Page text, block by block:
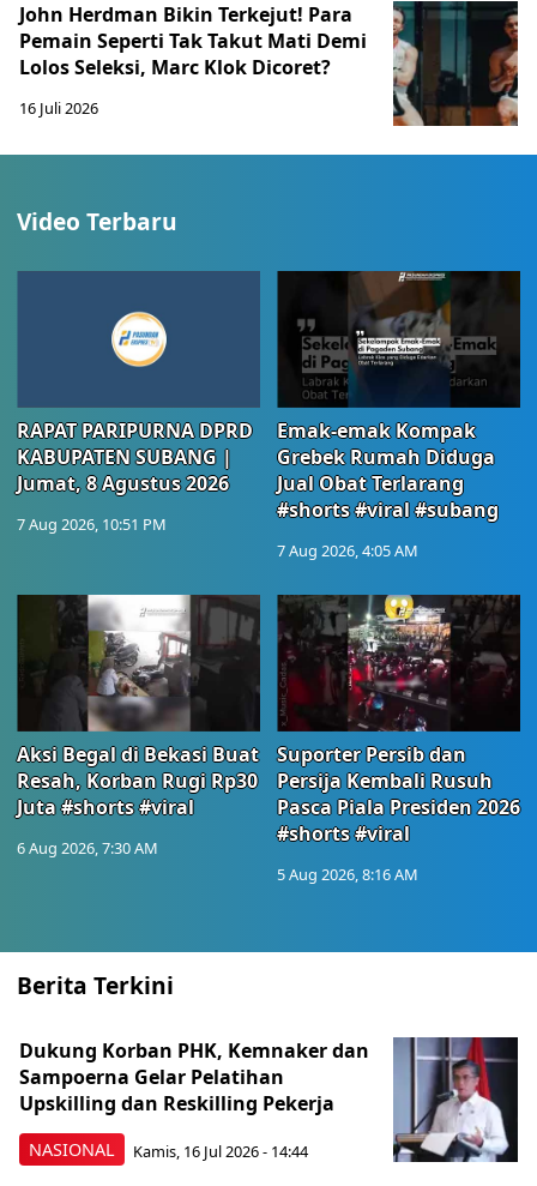
John Herdman Bikin Terkejut! Para
Pemain Seperti Tak Takut Mati Demi
Lolos Seleksi, Marc Klok Dicoret?
16 Juli 2026
Video Terbaru
RAPAT PARIPURNA DPRD
KABUPATEN SUBANG |
Jumat, 8 Agustus 2026
7 Aug 2026, 10:51 PM
Emak-emak Kompak
Grebek Rumah Diduga
Jual Obat Terlarang
#shorts #viral #subang
7 Aug 2026, 4:05 AM
Aksi Begal di Bekasi Buat
Resah, Korban Rugi Rp30
Juta #shorts #viral
6 Aug 2026, 7:30 AM
Suporter Persib dan
Persija Kembali Rusuh
Pasca Piala Presiden 2026
#shorts #viral
5 Aug 2026, 8:16 AM
Berita Terkini
NASIONAL
Dukung Korban PHK, Kemnaker dan
Sampoerna Gelar Pelatihan
Upskilling dan Reskilling Pekerja
Kamis, 16 Jul 2026 - 14:44